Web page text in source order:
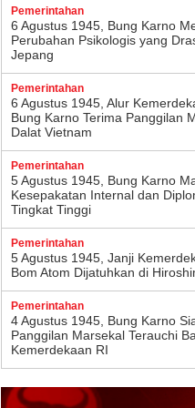
Pemerintahan
6 Agustus 1945, Bung Karno
Perubahan Psikologis yang
Jepang
Pemerintahan
6 Agustus 1945, Alur
Bung Karno Terima Panggilan
Dalat Vietnam
Pemerintahan
5 Agustus 1945, Bung Karno
Kesepakatan Internal dan
Tingkat Tinggi
Pemerintahan
5 Agustus 1945, Janji
Bom Atom Dijatuhkan di
Pemerintahan
4 Agustus 1945, Bung Karno
Panggilan Marsekal Terauchi
Kemerdekaan RI